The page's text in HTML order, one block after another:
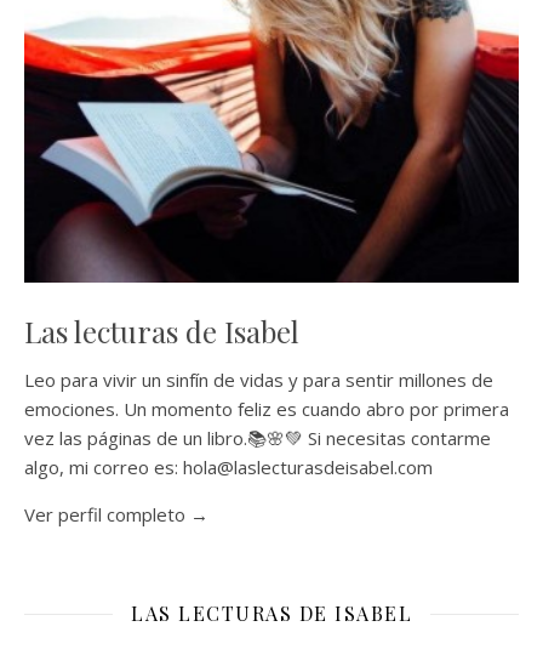
Las lecturas de Isabel
Leo para vivir un sinfín de vidas y para sentir millones de
emociones. Un momento feliz es cuando abro por primera
vez las páginas de un libro.📚🌸💚 Si necesitas contarme
algo, mi correo es: hola@laslecturasdeisabel.com
Ver perfil completo →
LAS LECTURAS DE ISABEL